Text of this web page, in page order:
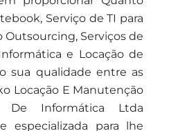
Serviço de TI para
Outsourcing, Serviços de
e Locação de
sua qualidade entre as
Locação E Manutenção
De Informática Ltda
especializada para lhe